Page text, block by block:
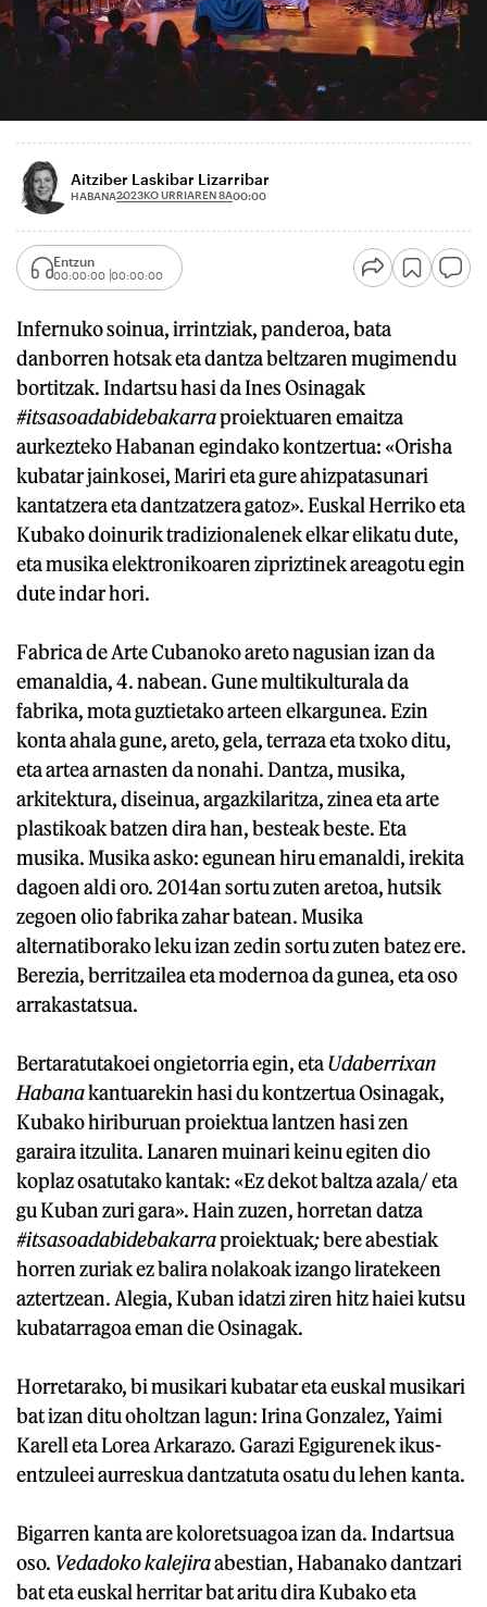
Aitziber Laskibar Lizarribar
HABANA2023KO URRIAREN 8A00:00
Entzun
00:00:00 00:00:00
Infernuko soinua, irrintziak, panderoa, bata
danborren hotsak eta dantza beltzaren mugimendu
bortitzak. Indartsu hasi da Ines Osinagak
#itsasoadabidebakarraproiektuaren emaitza
aurkezteko Habanan egindako kontzertua: «Orisha
kubatar jainkosei, Mariri eta gure ahizpatasunari
kantatzera eta dantzatzera gatoz». Euskal Herriko eta
Kubako doinurik tradizionalenek elkar elikatu dute,
eta musika elektronikoaren zipriztinek areagotu egin
dute indar hori.
Fabrica de Arte Cubanoko areto nagusian izan da
emanaldia, 4. nabean. Gune multikulturala da
fabrika, mota guztietako arteen elkargunea. Ezin
konta ahala gune, areto, gela, terraza eta txoko ditu,
eta artea arnasten da nonahi. Dantza, musika,
arkitektura, diseinua, argazkilaritza, zinea eta arte
plastikoak batzen dira han, besteak beste. Eta
musika. Musika asko: egunean hiru emanaldi, irekita
dagoen aldi oro. 2014an sortu zuten aretoa, hutsik
zegoen olio fabrika zahar batean. Musika
alternatiborako leku izan zedin sortu zuten batez ere.
Berezia, berritzailea eta modernoa da gunea, eta oso
arrakastatsua.
Bertaratutakoei ongietorria egin, etaUdaberrixan
Habanakantuarekin hasi du kontzertua Osinagak,
Kubako hiriburuan proiektua lantzen hasi zen
garaira itzulita. Lanaren muinari keinu egiten dio
koplaz osatutako kantak: «Ez dekot baltza azala/ eta
gu Kuban zuri gara». Hain zuzen, horretan datza
#itsasoadabidebakarraproiektuak;bere abestiak
horren zuriak ez balira nolakoak izango liratekeen
aztertzean. Alegia, Kuban idatzi ziren hitz haiei kutsu
kubatarragoa eman die Osinagak.
Horretarako, bi musikari kubatar eta euskal musikari
bat izan ditu oholtzan lagun: Irina Gonzalez, Yaimi
Karell eta Lorea Arkarazo. Garazi Egigurenek ikus-
entzuleei aurreskua dantzatuta osatu du lehen kanta.
Bigarren kanta are koloretsuagoa izan da. Indartsua
oso. Vedadoko kalejiraabestian, Habanako dantzari
bat eta euskal herritar bat aritu dira Kubako eta